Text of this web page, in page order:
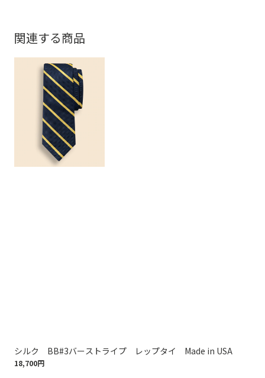
関連する商品
シルク BB#3バーストライプ レップタイ Made in USA
18,700円